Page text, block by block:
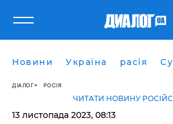
Новини Україна расія
ДІАЛОГ РОСІЯ
ЧИТАТИ НОВИНУ
13 листопада 2023, 08:13